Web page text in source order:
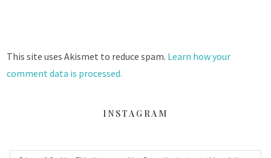
This site uses Akismet to reduce spam. Learn how your
comment data is processed.
INSTAGRAM